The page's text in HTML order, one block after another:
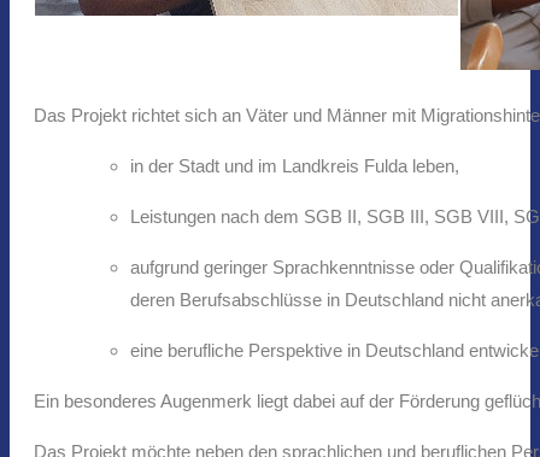
Das Projekt richtet sich an Väter und Männer mit
in der Stadt und im Landkreis Fulda leben,
Leistungen nach dem SGB II, SGB III, SGB VIII,
aufgrund geringer Sprachkenntnisse oder
deren Berufsabschlüsse in Deutschland nicht
eine berufliche Perspektive in Deutschland
Ein besonderes Augenmerk liegt dabei auf der Förderung
Das Projekt möchte neben den sprachlichen und beruflichen